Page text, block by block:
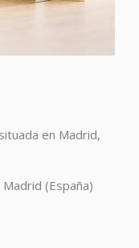
en Madrid,
(España)